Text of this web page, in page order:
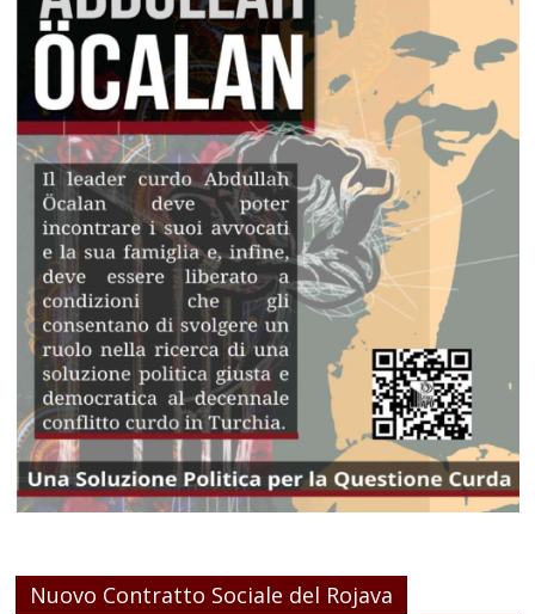
Nuovo Contratto Sociale del Rojava